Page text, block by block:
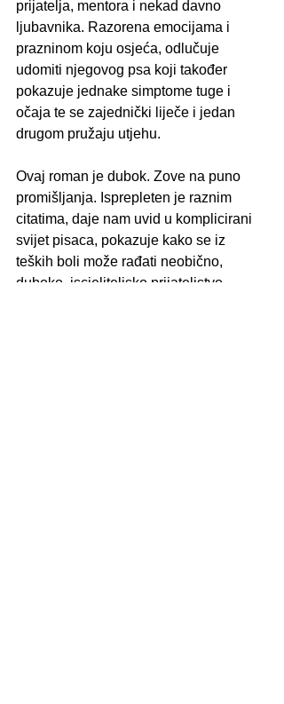
prijatelja, mentora i nekad davno
ljubavnika. Razorena emocijama i
prazninom koju osjeća, odlučuje
udomiti njegovog psa koji također
pokazuje jednake simptome tuge i
očaja te se zajednički liječe i jedan
drugom pružaju utjehu.
Ovaj roman je dubok. Zove na puno
promišljanja. Isprepleten je raznim
citatima, daje nam uvid u komplicirani
svijet pisaca, pokazuje kako se iz
teških boli može rađati neobično,
duboko, iscjeliteljsko prijateljstvo.